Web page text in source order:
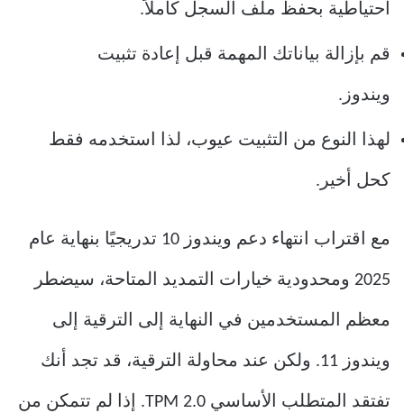
احتياطية بحفظ ملف السجل كاملاً.
قم بإزالة بياناتك المهمة قبل إعادة تثبيت
ويندوز.
لهذا النوع من التثبيت عيوب، لذا استخدمه فقط
كحل أخير.
مع اقتراب انتهاء دعم ويندوز 10 تدريجيًا بنهاية عام
2025 ومحدودية خيارات التمديد المتاحة، سيضطر
معظم المستخدمين في النهاية إلى الترقية إلى
ويندوز 11. ولكن عند محاولة الترقية، قد تجد أنك
تفتقد المتطلب الأساسي TPM 2.0. إذا لم تتمكن من